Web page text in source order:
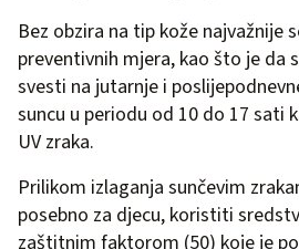
Bez obzira na tip kože najvažnije
preventivnih mjera, kao što je da
svesti na jutarnje i
suncu u periodu od 10 do 17 sati
UV zraka.
Prilikom izlaganja sunčevim
posebno za djecu, koristiti
zaštitnim faktorom (50) koje je